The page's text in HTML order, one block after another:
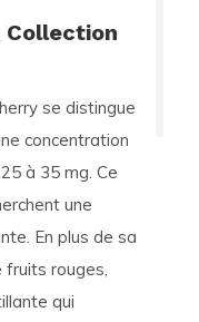
Collection
se distingue
concentration
à 35 mg. Ce
une
En plus de sa
fruits rouges,
qui